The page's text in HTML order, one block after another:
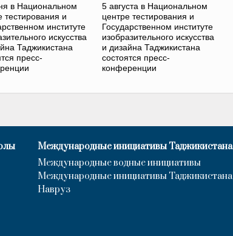
в Национальном
тестирования и
институте
искусства
Таджикистана
пресс-
5 августа в Национальном
центре тестирования и
Государственном институте
изобразительного искусства
и дизайна Таджикистана
состоятся пресс-
конференции
Международные инициативы Таджикистана
Международные водные инициативы
Международные инициативы Таджикистана
Навруз